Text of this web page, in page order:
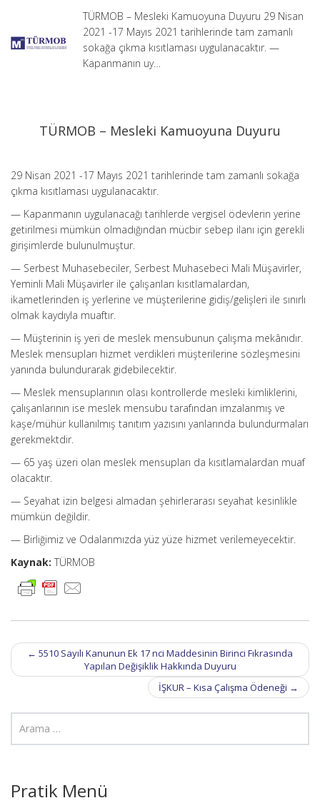
TÜRMOB – Mesleki Kamuoyuna Duyuru 29 Nisan
2021 -17 Mayıs 2021 tarihlerinde tam zamanlı
sokağa çıkma kısıtlaması uygulanacaktır. —
Kapanmanın uy…
TÜRMOB – Mesleki Kamuoyuna Duyuru
29 Nisan 2021 -17 Mayıs 2021 tarihlerinde tam zamanlı sokağa
çıkma kısıtlaması uygulanacaktır.
— Kapanmanın uygulanacağı tarihlerde vergisel ödevlerin yerine
getirilmesi mümkün olmadığından mücbir sebep ilanı için gerekli
girişimlerde bulunulmuştur.
— Serbest Muhasebeciler, Serbest Muhasebeci Mali Müşavirler,
Yeminli Mali Müşavirler ile çalışanları kısıtlamalardan,
ikametlerinden iş yerlerine ve müşterilerine gidiş/gelişleri ile sınırlı
olmak kaydıyla muaftır.
— Müşterinin iş yeri de meslek mensubunun çalışma mekânıdır.
Meslek mensupları hizmet verdikleri müşterilerine sözleşmesini
yanında bulundurarak gidebilecektir.
— Meslek mensuplarının olası kontrollerde mesleki kimliklerini,
çalışanlarının ise meslek mensubu tarafından imzalanmış ve
kaşe/mühür kullanılmış tanıtım yazısını yanlarında bulundurmaları
gerekmektdir.
— 65 yaş üzeri olan meslek mensupları da kısıtlamalardan muaf
olacaktır.
— Seyahat izin belgesi almadan şehirlerarası seyahat kesinlikle
mümkün değildir.
— Birliğimiz ve Odalarımızda yüz yüze hizmet verilemeyecektir.
Kaynak: TÜRMOB
Post
navigation
← 5510 Sayılı Kanunun Ek 17 nci Maddesinin Birinci Fıkrasında
Yapılan Değişiklik Hakkında Duyuru
İŞKUR – Kısa Çalışma Ödeneği →
Pratik Menü